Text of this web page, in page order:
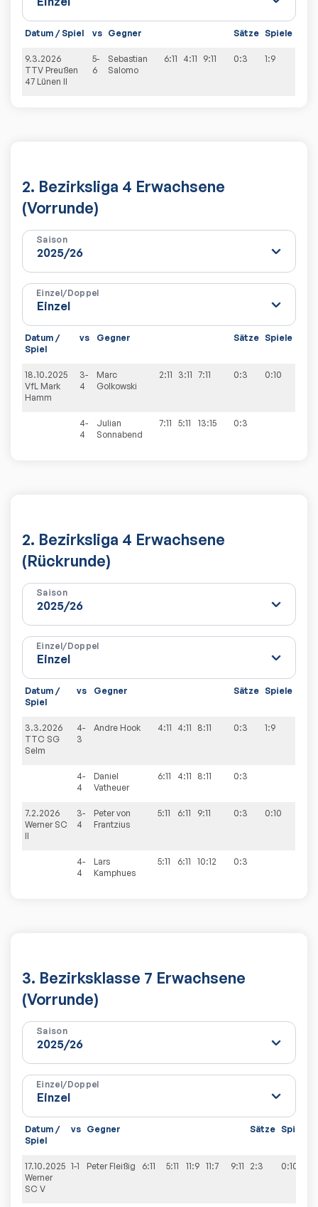
Datum / Spiel vs Gegner Sätze Spiele
9.3.2026
TTV Preußen
47 Lünen II
5-
6
Sebastian
Salomo
6:11 4:11 9:11 0:3 1:9
2. Bezirksliga 4 Erwachsene
(Vorrunde)
Saison
Einzel/Doppel
Datum /
Spiel
vs Gegner Sätze Spiele
18.10.2025
VfL Mark
Hamm
3-
4
Marc
Golkowski
2:11 3:11 7:11 0:3 0:10
4-
4
Julian
Sonnabend
7:11 5:11 13:15 0:3
2. Bezirksliga 4 Erwachsene
(Rückrunde)
Saison
Einzel/Doppel
Datum /
Spiel
vs Gegner Sätze Spiele
3.3.2026
TTC SG
Selm
4-
3
Andre Hook 4:11 4:11 8:11 0:3 1:9
4-
4
Daniel
Vatheuer
6:11 4:11 8:11 0:3
7.2.2026
Werner SC
II
3-
4
Peter von
Frantzius
5:11 6:11 9:11 0:3 0:10
4-
4
Lars
Kamphues
5:11 6:11 10:12 0:3
3. Bezirksklasse 7 Erwachsene
(Vorrunde)
Saison
Einzel/Doppel
Datum /
Spiel
vs Gegner Sätze Spiele
17.10.2025
Werner
SC V
1-1 Peter Fleißig 6:11 5:11 11:9 11:7 9:11 2:3 0:10